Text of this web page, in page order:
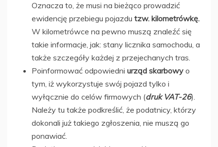
Oznacza to, że musi na bieżąco prowadzić
ewidencję przebiegu pojazdu tzw. kilometrówkę.
W kilometrówce na pewno muszą znaleźć się
takie informacje, jak: stany licznika samochodu, a
także szczegóły każdej z przejechanych tras.
Poinformować odpowiedni urząd skarbowy o
tym, iż wykorzystuje swój pojazd tylko i
wyłącznie do celów firmowych (druk VAT-26).
Należy tu także podkreślić, że podatnicy, którzy
dokonali już takiego zgłoszenia, nie muszą go
ponawiać.